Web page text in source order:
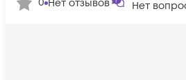
Нет отзывов Нет